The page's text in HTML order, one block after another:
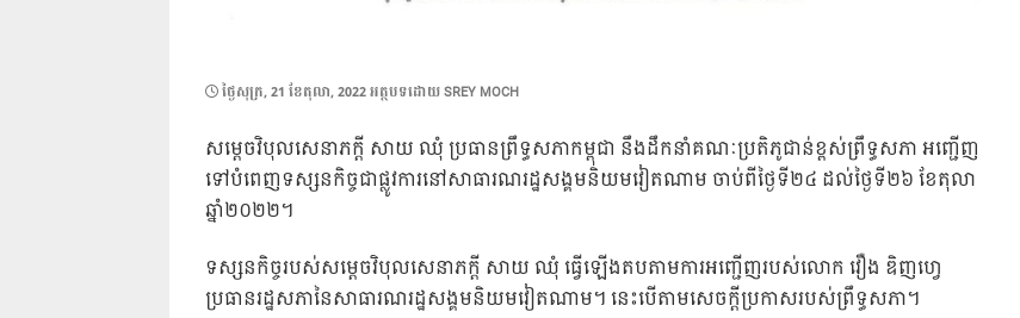
POSTED
ថ្ងៃ​សុក្រ, 21 ខែ​តុលា, 2022អត្ថបទដោយSREY MOCH
សម្ដេចវិបុលសេនាភក្តី សាយ ឈុំ ប្រធានព្រឹទ្ធសភាកម្ពុជា នឹងដឹកនាំគណៈប្រតិភូជាន់ខ្ពស់ព្រឹទ្ធសភា អញ្ជើញ
ទៅបំពេញទស្សនកិច្ចជាផ្លូវការនៅសាធារណរដ្ឋសង្គមនិយមវៀតណាម ចាប់ពីថ្ងៃទី២៤ ដល់ថ្ងៃទី២៦ ខែតុលា
ឆ្នាំ២០២២។
ទស្សនកិច្ចរបស់សម្តេចវិបុលសេនាភក្តី សាយ ឈុំ ធ្វើឡើងតបតាមការអញ្ជើញរបស់លោក វឿង ឌិញហ្វេ
ប្រធានរដ្ឋសភានៃសាធារណរដ្ឋសង្គមនិយមវៀតណាម។ នេះបើតាមសេចក្តីប្រកាសរបស់ព្រឹទ្ធសភា។